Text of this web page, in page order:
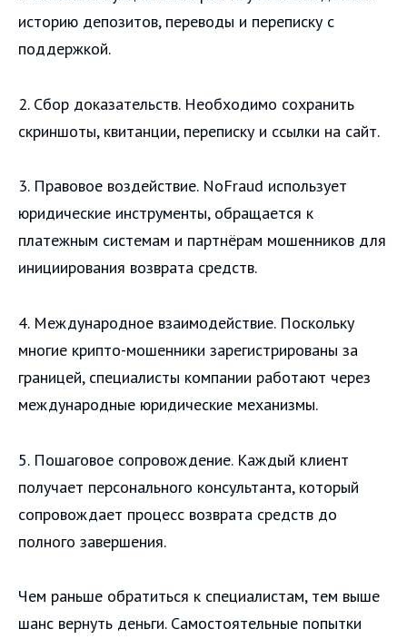
историю депозитов, переводы и переписку с
поддержкой.
2. Сбор доказательств. Необходимо сохранить
скриншоты, квитанции, переписку и ссылки на сайт.
3. Правовое воздействие. NoFraud использует
юридические инструменты, обращается к
платежным системам и партнёрам мошенников для
инициирования возврата средств.
4. Международное взаимодействие. Поскольку
многие крипто-мошенники зарегистрированы за
границей, специалисты компании работают через
международные юридические механизмы.
5. Пошаговое сопровождение. Каждый клиент
получает персонального консультанта, который
сопровождает процесс возврата средств до
полного завершения.
Чем раньше обратиться к специалистам, тем выше
шанс вернуть деньги. Самостоятельные попытки